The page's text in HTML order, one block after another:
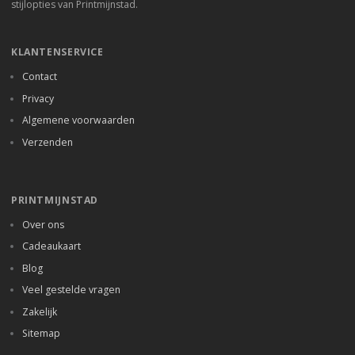
stijlopties van Printmijnstad.
KLANTENSERVICE
Contact
Privacy
Algemene voorwaarden
Verzenden
PRINTMIJNSTAD
Over ons
Cadeaukaart
Blog
Veel gestelde vragen
Zakelijk
Sitemap